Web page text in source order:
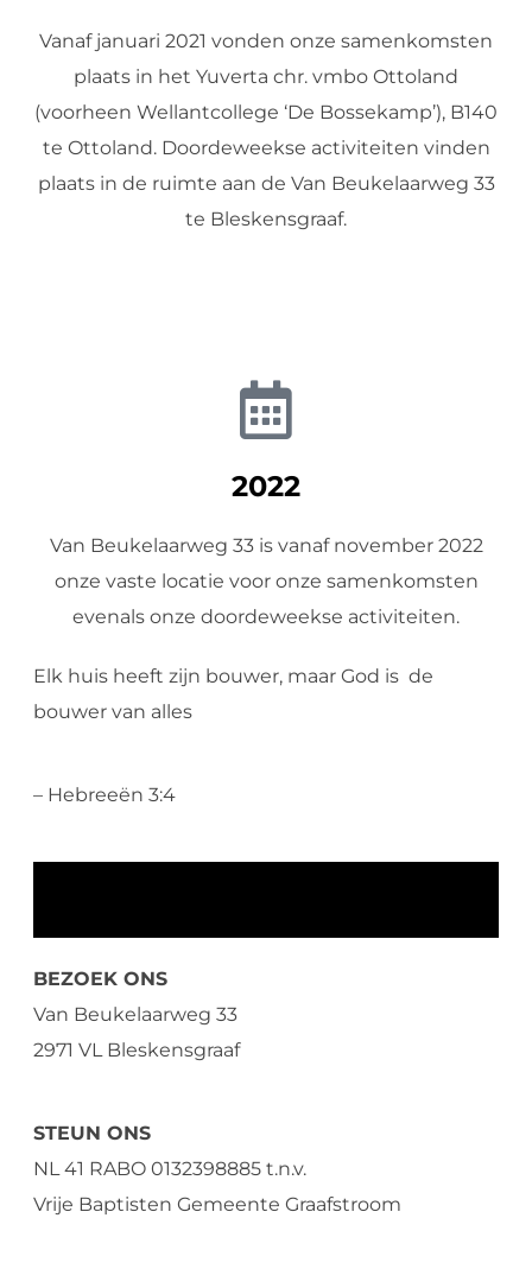
Vanaf januari 2021 vonden onze samenkomsten
plaats in het Yuverta chr. vmbo Ottoland
(voorheen Wellantcollege ‘De Bossekamp’), B140
te Ottoland. Doordeweekse activiteiten vinden
plaats in de ruimte aan de Van Beukelaarweg 33
te Bleskensgraaf.
2022
Van Beukelaarweg 33 is vanaf november 2022
onze vaste locatie voor onze samenkomsten
evenals onze doordeweekse activiteiten.
Elk huis heeft zijn bouwer, maar God is de
bouwer van alles
– Hebreeën 3:4
BEZOEK ONS
Van Beukelaarweg 33
2971 VL Bleskensgraaf
STEUN ONS
NL 41 RABO 0132398885 t.n.v.
Vrije Baptisten Gemeente Graafstroom